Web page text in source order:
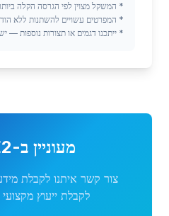
* המשקל מצוין לפי הגרסה הקלה
* המפרטים עשויים להשתנות ללא
* ייתכנו דגמים או תצורות נוספות —
מעוניין ב-
צור קשר איתנו לקבלת
לקבלת ייעוץ